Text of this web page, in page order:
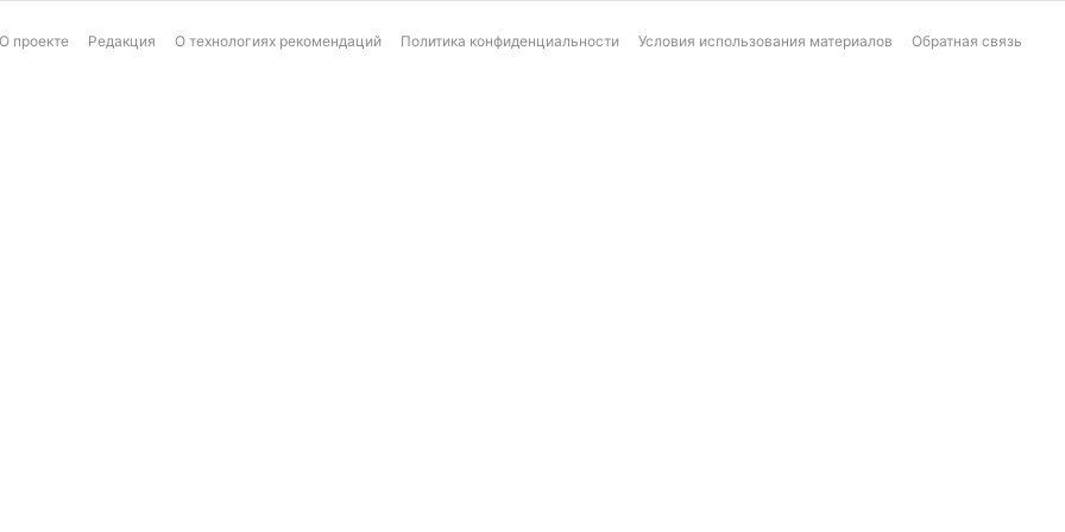
О проекте Редакция О технологиях рекомендаций Политика конфиденциальности Условия использования материалов Обратная связь